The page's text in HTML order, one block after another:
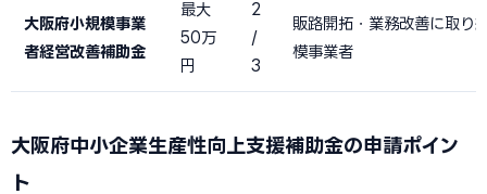
大阪府小規模事業
者経営改善補助金
最大
50万
円
2
/
3
販路開拓・業務改善に取り
模事業者
大阪府中小企業生産性向上支援補助金の申請ポイン
ト